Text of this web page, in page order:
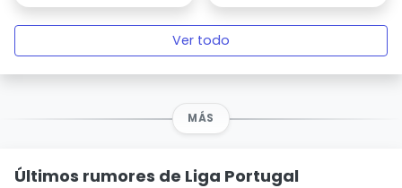
Ver todo
MÁS
Últimos rumores de Liga Portugal